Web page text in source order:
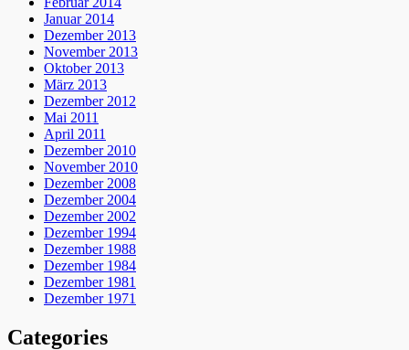
Januar 2014
Dezember 2013
November 2013
Oktober 2013
März 2013
Dezember 2012
Mai 2011
April 2011
Dezember 2010
November 2010
Dezember 2008
Dezember 2004
Dezember 2002
Dezember 1994
Dezember 1988
Dezember 1984
Dezember 1981
Dezember 1971
Categories